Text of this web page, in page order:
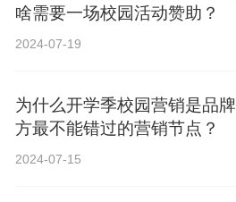
啥需要一场校园活动赞助？
2024-07-19
为什么开学季校园营销是品牌
方最不能错过的营销节点？
2024-07-15